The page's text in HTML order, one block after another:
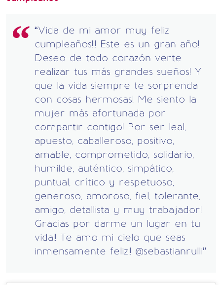
“Vida de mi amor muy feliz
cumpleaños!!! Este es un gran año!
Deseo de todo corazón verte
realizar tus más grandes sueños! Y
que la vida siempre te sorprenda
con cosas hermosas! Me siento la
mujer más afortunada por
compartir contigo! Por ser leal,
apuesto, caballeroso, positivo,
amable, comprometido, solidario,
humilde, auténtico, simpático,
puntual, crítico y respetuoso,
generoso, amoroso, fiel, tolerante,
amigo, detallista y muy trabajador!
Gracias por darme un lugar en tu
vida!! Te amo mi cielo que seas
inmensamente feliz!! @sebastianrulli”